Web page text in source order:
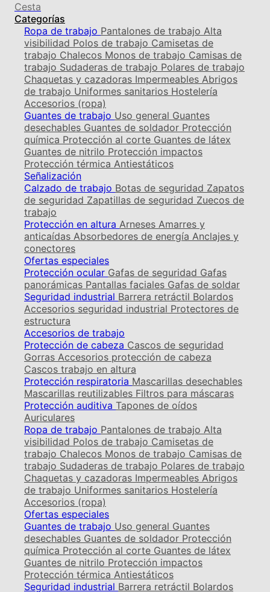
Cesta
Categorías
Ropa de trabajo Pantalones de trabajo Alta
visibilidad Polos de trabajo Camisetas de
trabajo Chalecos Monos de trabajo Camisas de
trabajo Sudaderas de trabajo Polares de trabajo
Chaquetas y cazadoras Impermeables Abrigos
de trabajo Uniformes sanitarios Hostelería
Accesorios (ropa)
Guantes de trabajo Uso general Guantes
desechables Guantes de soldador Protección
química Protección al corte Guantes de látex
Guantes de nitrilo Protección impactos
Protección térmica Antiestáticos
Señalización
Calzado de trabajo Botas de seguridad Zapatos
de seguridad Zapatillas de seguridad Zuecos de
trabajo
Protección en altura Arneses Amarres y
anticaídas Absorbedores de energía Anclajes y
conectores
Ofertas especiales
Protección ocular Gafas de seguridad Gafas
panorámicas Pantallas faciales Gafas de soldar
Seguridad industrial Barrera retráctil Bolardos
Accesorios seguridad industrial Protectores de
estructura
Accesorios de trabajo
Protección de cabeza Cascos de seguridad
Gorras Accesorios protección de cabeza
Cascos trabajo en altura
Protección respiratoria Mascarillas desechables
Mascarillas reutilizables Filtros para máscaras
Protección auditiva Tapones de oídos
Auriculares
Ropa de trabajo Pantalones de trabajo Alta
visibilidad Polos de trabajo Camisetas de
trabajo Chalecos Monos de trabajo Camisas de
trabajo Sudaderas de trabajo Polares de trabajo
Chaquetas y cazadoras Impermeables Abrigos
de trabajo Uniformes sanitarios Hostelería
Accesorios (ropa)
Ofertas especiales
Guantes de trabajo Uso general Guantes
desechables Guantes de soldador Protección
química Protección al corte Guantes de látex
Guantes de nitrilo Protección impactos
Protección térmica Antiestáticos
Seguridad industrial Barrera retráctil Bolardos